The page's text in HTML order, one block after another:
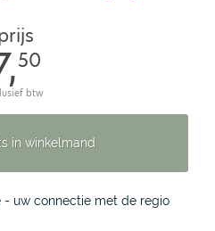
50
btw
in winkelmand
- uw connectie met de regio